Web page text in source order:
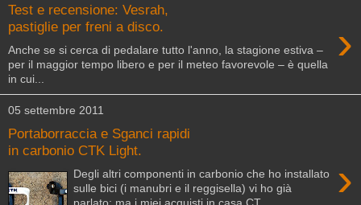
Test e recensione: Vesrah,
pastiglie per freni a disco.
›
Anche se si cerca di pedalare tutto l'anno, la stagione estiva –
per il maggior tempo libero e per il meteo favorevole – è quella
in cui...
05 settembre 2011
Portaborraccia e Sganci rapidi
in carbonio CTK Light.
›
Degli altri componenti in carbonio che ho installato
sulle bici (i manubri e il reggisella) vi ho già
parlato; ma i miei acquisti in casa CT...